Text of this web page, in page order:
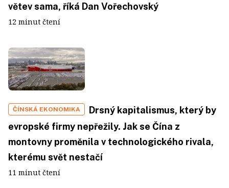
větev sama, říká Dan Vořechovský
12 minut čtení
ČÍNSKÁ EKONOMIKA
Drsný kapitalismus, který by
evropské firmy nepřežily. Jak se Čína z
montovny proměnila v technologického rivala,
kterému svět nestačí
11 minut čtení